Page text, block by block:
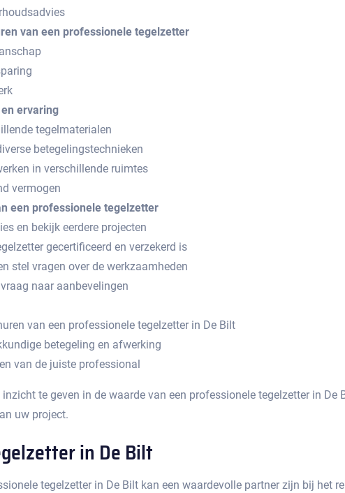
van een professionele tegelzetter
ervaring
tegelmaterialen
betegelingstechnieken
in verschillende ruimtes
vermogen
een professionele tegelzetter
en bekijk eerdere projecten
gecertificeerd en verzekerd is
stel vragen over de werkzaamheden
naar aanbevelingen
van een professionele tegelzetter in De Bilt
betegeling en afwerking
van de juiste professional
te geven in de waarde van een professionele tegelzetter in
uw project.​
in De Bilt
tegelzetter in De Bilt kan een waardevolle partner zijn bij